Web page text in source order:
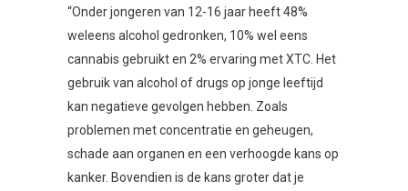
“Onder jongeren van 12-16 jaar heeft 48%
weleens alcohol gedronken, 10% wel eens
cannabis gebruikt en 2% ervaring met XTC. Het
gebruik van alcohol of drugs op jonge leeftijd
kan negatieve gevolgen hebben. Zoals
problemen met concentratie en geheugen,
schade aan organen en een verhoogde kans op
kanker. Bovendien is de kans groter dat je